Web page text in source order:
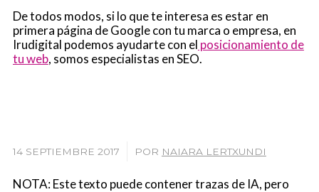
De todos modos, si lo que te interesa es estar en
primera página de Google con tu marca o empresa, en
Irudigital podemos ayudarte con el posicionamiento de
tu web, somos especialistas en SEO.
14 SEPTIEMBRE 2017
/ POR NAIARA LERTXUNDI
NOTA: Este texto puede contener trazas de IA, pero